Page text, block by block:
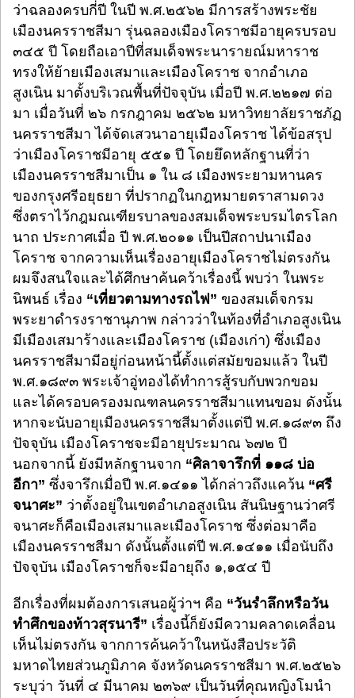
ว่าฉลองครบกี่ปี ในปี พ.ศ.๒๕๖๒ มีการสร้างพระชัย
เมืองนครราชสีมา รุ่นฉลองเมืองโคราชมีอายุครบรอบ
๓๔๕ ปี โดยถือเอาปีที่สมเด็จพระนารายณ์มหาราช
ทรงให้ย้ายเมืองเสมาและเมืองโคราช จากอำเภอ
สูงเนิน มาตั้งบริเวณพื้นที่ปัจจุบัน เมื่อปี พ.ศ.๒๒๑๗ ต่อ
มา เมื่อวันที่ ๒๖ กรกฎาคม ๒๕๖๒ มหาวิทยาลัยราชภัฏ
นครราชสีมา ได้จัดเสวนาอายุเมืองโคราช ได้ข้อสรุป
ว่าเมืองโคราชมีอายุ ๕๕๑ ปี โดยยึดหลักฐานที่ว่า
เมืองนครราชสีมาเป็น ๑ ใน ๘ เมืองพระยามหานคร
ของกรุงศรีอยุธยา ที่ปรากฏในกฎหมายตราสามดวง
ซึ่งตราไว้กฎมณเฑียรบาลของสมเด็จพระบรมไตรโลก
นาถ ประกาศเมื่อ ปี พ.ศ.๒๐๑๑ เป็นปีสถาปนาเมือง
โคราช จากความเห็นเรื่องอายุเมืองโคราชไม่ตรงกัน
ผมจึงสนใจและได้ศึกษาค้นคว้าเรื่องนี้ พบว่า ในพระ
นิพนธ์ เรื่อง “เที่ยวตามทางรถไฟ” ของสมเด็จกรม
พระยาดำรงราชานุภาพ กล่าวว่าในท้องที่อำเภอสูงเนิน
มีเมืองเสมาร้างและเมืองโคราช (เมืองเก่า) ซึ่งเมือง
นครราชสีมามีอยู่ก่อนหน้านี้ตั้งแต่สมัยขอมแล้ว ในปี
พ.ศ.๑๘๙๓ พระเจ้าอู่ทองได้ทำการสู้รบกับพวกขอม
และได้ครอบครองมณฑลนครราชสีมาแทนขอม ดังนั้น
หากจะนับอายุเมืองนครราชสีมาตั้งแต่ปี พ.ศ.๑๘๙๓ ถึง
ปัจจุบัน เมืองโคราชจะมีอายุประมาณ ๖๗๒ ปี
นอกจากนี้ ยังมีหลักฐานจาก “ศิลาจารึกที่ ๑๑๘ บ่อ
อีกา” ซึ่งจารึกเมื่อปี พ.ศ.๑๔๑๑ ได้กล่าวถึงแคว้น “ศรี
จนาศะ” ว่าตั้งอยู่ในเขตอำเภอสูงเนิน สันนิษฐานว่าศรี
จนาศะก็คือเมืองเสมาและเมืองโคราช ซึ่งต่อมาคือ
เมืองนครราชสีมา ดังนั้นตั้งแต่ปี พ.ศ.๑๔๑๑ เมื่อนับถึง
ปัจจุบัน เมืองโคราชก็จะมีอายุถึง ๑,๑๕๔ ปี
อีกเรื่องที่ผมต้องการเสนอผู้ว่าฯ คือ “วันรำลึกหรือวัน
ทำศึกของท้าวสุรนารี” เรื่องนี้ก็ยังมีความคลาดเคลื่อน
เห็นไม่ตรงกัน จากการค้นคว้าในหนังสือประวัติ
มหาดไทยส่วนภูมิภาค จังหวัดนครราชสีมา พ.ศ.๒๕๒๖
ระบุว่า วันที่ ๔ มีนาคม ๒๓๖๙ เป็นวันที่คุณหญิงโมนำ